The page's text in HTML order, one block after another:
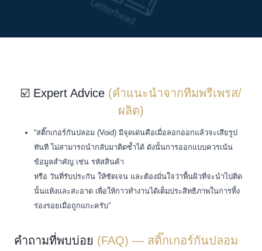
☑️ Expert Advice (คำแนะนำจากทีมพรีเพรส/
ผลิต)
“สติ๊กเกอร์กันปลอม (Void) มีจุดเด่นคือเมื่อลอกออกแล้วจะเสียรูป
ทันที ไม่สามารถนำกลับมาติดซ้ำได้ ดังนั้นการออกแบบควรเน้น
ข้อมูลสำคัญ เช่น รหัสสินค้า
หรือ วันที่รับประกัน ให้ชัดเจน และต้องมั่นใจว่าพื้นผิวที่จะนำไปติด
นั้นแห้งและสะอาด เพื่อให้กาวทำงานได้เต็มประสิทธิภาพในการทิ้ง
ร่องรอยเมื่อถูกแกะครับ”
คำถามที่พบบ่อย (FAQ) — สติ๊กเกอร์กันปลอม